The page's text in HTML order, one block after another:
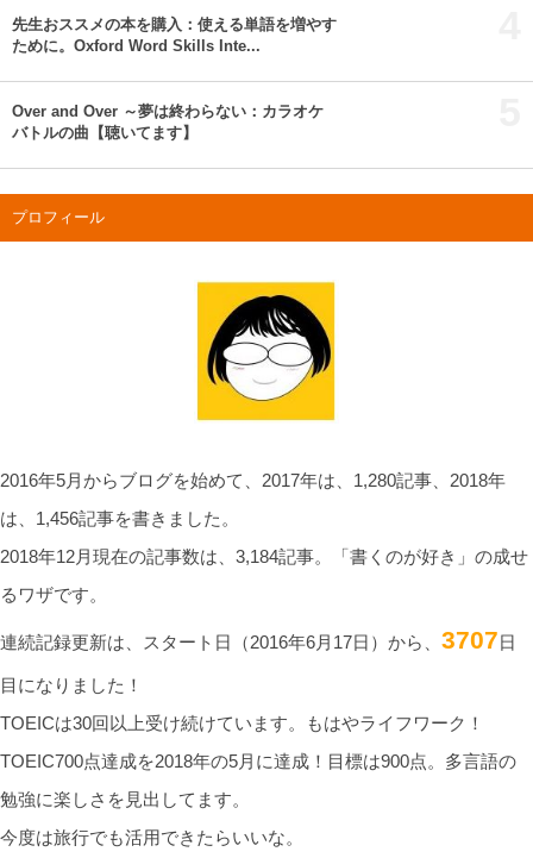
先生おススメの本を購入：使える単語を増やす
ために。Oxford Word Skills Inte...
Over and Over ～夢は終わらない：カラオケ
バトルの曲【聴いてます】
プロフィール
2016年5月からブログを始めて、2017年は、1,280記事、2018年
は、1,456記事を書きました。
2018年12月現在の記事数は、3,184記事。「書くのが好き」の成せ
るワザです。
連続記録更新は、スタート日（2016年6月17日）から、 3707日
目になりました！
TOEICは30回以上受け続けています。もはやライフワーク！
TOEIC700点達成を2018年の5月に達成！目標は900点。多言語の
勉強に楽しさを見出してます。
今度は旅行でも活用できたらいいな。